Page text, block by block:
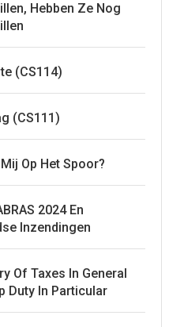
Hebben Ze Nog
(CS114)
(CS111)
Op Het Spoor?
2024 En
Inzendingen
Of Taxes In General
Duty In Particular